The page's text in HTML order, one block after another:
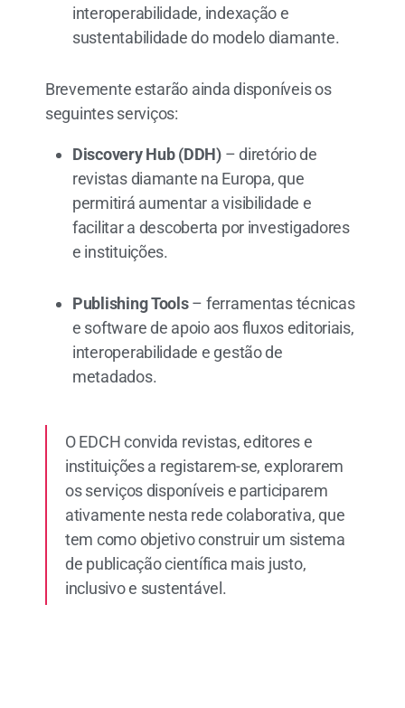
interoperabilidade, indexação e
sustentabilidade do modelo diamante.
Brevemente estarão ainda disponíveis os
seguintes serviços:
Discovery Hub (DDH)– diretório de
revistas diamante na Europa, que
permitirá aumentar a visibilidade e
facilitar a descoberta por investigadores
e instituições.
Publishing Tools– ferramentas técnicas
e software de apoio aos fluxos editoriais,
interoperabilidade e gestão de
metadados.
O EDCH convida revistas, editores e
instituições a registarem-se, explorarem
os serviços disponíveis e participarem
ativamente nesta rede colaborativa, que
tem como objetivo construir um sistema
de publicação científica mais justo,
inclusivo e sustentável.